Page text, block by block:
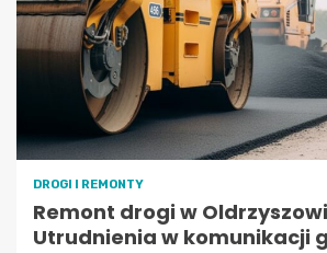
DROGI I REMONTY
Remont drogi w
Utrudnienia w komunikacji